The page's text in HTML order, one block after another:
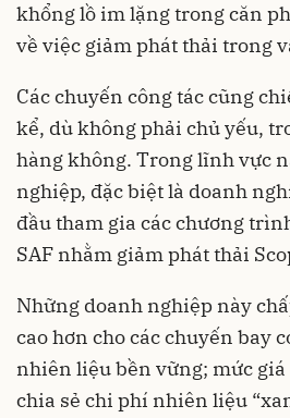
khổng lồ im lặng trong căn
về việc giảm phát thải trong
Các chuyến công tác cũng
kể, dù không phải chủ yếu,
hàng không. Trong lĩnh vực
nghiệp, đặc biệt là doanh
đầu tham gia các chương
SAF nhằm giảm phát thải
Những doanh nghiệp này
cao hơn cho các chuyến bay
nhiên liệu bền vững; mức
chia sẻ chi phí nhiên liệu